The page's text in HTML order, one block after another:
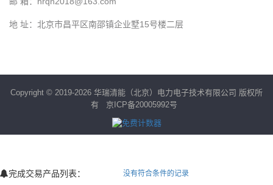
地 址：北京市昌平区南邵镇企业墅15号楼二层
Copyright © 2019-2026 华瑞清能（北京）电力电子技术有限公司 版权所
有 京ICP备20005992号
完成交易产品列表： 没有符合条件的记录